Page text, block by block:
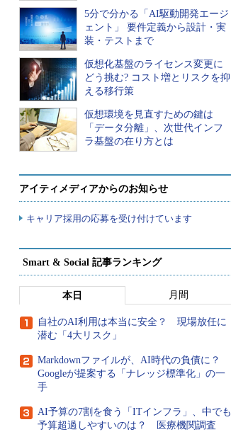
IP Network
& Trust
5分で分かる「AI駆動開発エージ
ェント」 要件定義から設計・実
装・テストまで
仮想化基盤のライセンス変更に
どう挑む? コスト増とリスクを抑
える移行策
仮想環境を見直すための鍵は
「データ分離」、次世代インフ
ラ基盤の在り方とは
アイティメディアからのお知らせ
キャリア採用の応募を受け付けています
Smart & Social 記事ランキング
本日 月間
自社のAI利用は本当に安全？ 現場放任に
潜む「4大リスク」
Markdownファイルが、AI時代の負債に？
Googleが提案する「ナレッジ標準化」の一
手
AI予算の7割を食う「ITインフラ」、中でも
予算超過しやすいのは？ 医療機関調査